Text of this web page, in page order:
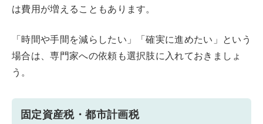
は費用が増えることもあります。
「時間や手間を減らしたい」「確実に進めたい」という
場合は、専門家への依頼も選択肢に入れておきましょ
う。
固定資産税・都市計画税